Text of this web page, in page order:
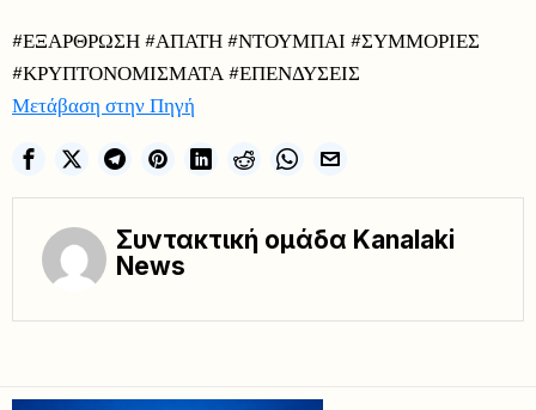
#ΕΞΑΡΘΡΩΣΗ #ΑΠΑΤΗ #ΝΤΟΥΜΠΑΙ #ΣΥΜΜΟΡΙΕΣ
#ΚΡΥΠΤΟΝΟΜΙΣΜΑΤΑ #ΕΠΕΝΔΥΣΕΙΣ
Μετάβαση στην Πηγή
Συντακτική ομάδα Kanalaki
News